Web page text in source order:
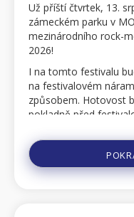
Už příští čtvrtek, 13.
zámeckém parku v
mezinárodního rock-
2026!
I na tomto festivalu
na festivalovém
způsobem. Hotovost
pokladně před
a také festivalové
OP...